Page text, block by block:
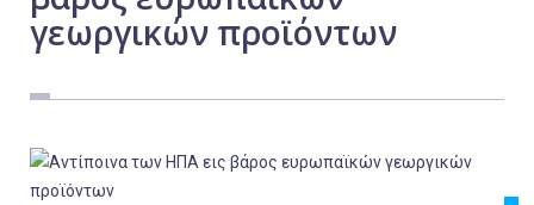
γεωργικών προϊόντων
Εργασία